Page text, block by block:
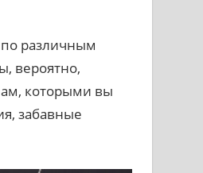
различным
вероятно,
которыми вы
забавные